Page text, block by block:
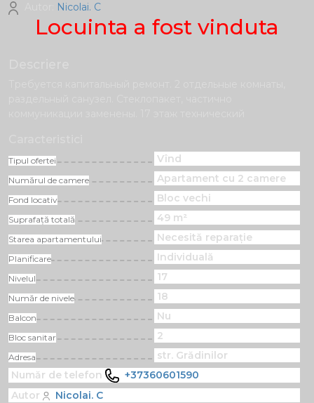
Locuinta a fost vinduta
Tipul ofertei Vînd
Numărul de camere Apartament cu 2 camere
Fond locativ Bloc vechi
Suprafață totală 49 m²
Starea apartamentului Necesită reparație
Planificare Individuală
Nivelul 17
Număr de nivele 18
Balcon Nu
Bloc sanitar 2
Adresa
str. Grădinilor
Număr de telefon
+37360601590
Autor
Nicolai. C
Nicolai. C